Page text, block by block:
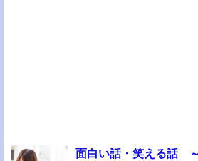
面白い話・笑える話